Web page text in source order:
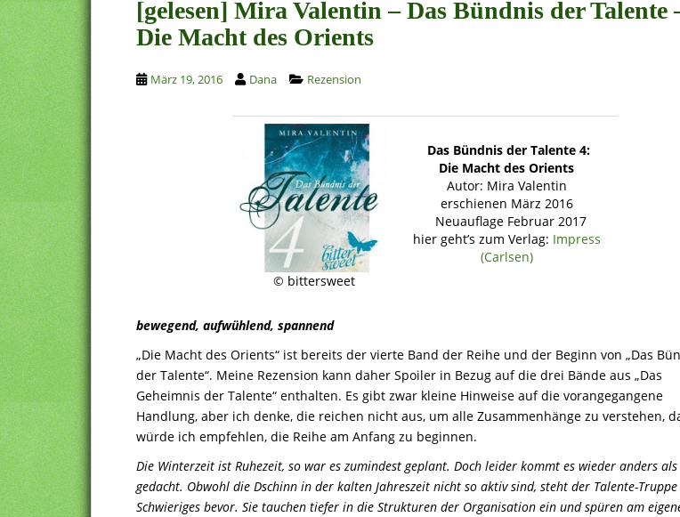
[gelesen] Mira Valentin – Das Bündnis der Talente
Die Macht des Orients
März 19, 2016 Dana Rezension
© bittersweet
Das Bündnis der Talente 4:
Die Macht des Orients
Autor: Mira Valentin
erschienen März 2016
Neuauflage Februar 2017
hier geht’s zum Verlag: Impress
(Carlsen)
bewegend, aufwühlend, spannend
„Die Macht des Orients“ ist bereits der vierte Band der Reihe und der Beginn von „Das
der Talente“. Meine Rezension kann daher Spoiler in Bezug auf die drei Bände aus „Das
Geheimnis der Talente“ enthalten. Es gibt zwar kleine Hinweise auf die vorangegangene
Handlung, aber ich denke, die reichen nicht aus, um alle Zusammenhänge zu verstehen,
würde ich empfehlen, die Reihe am Anfang zu beginnen.
Die Winterzeit ist Ruhezeit, so war es zumindest geplant. Doch leider kommt es wieder anders als
gedacht. Obwohl die Dschinn in der kalten Jahreszeit nicht so aktiv sind, steht der Talente-Truppe
Schwieriges bevor. Sie tauchen tiefer in die Strukturen der Organisation ein und spüren am